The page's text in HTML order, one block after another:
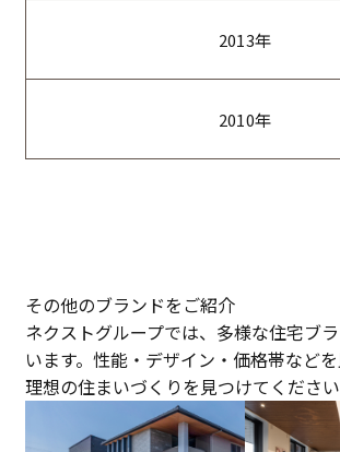
2013年
2010年
その他のブランドをご紹介
ネクストグループでは、多様な住宅ブ
います。性能・デザイン・価格帯などを
理想の住まいづくりを見つけてください